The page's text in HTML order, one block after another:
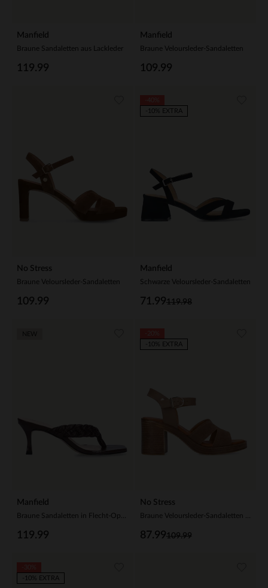
Manfield
Braune Sandaletten aus Lackleder
119.99
Manfield
Braune Veloursleder-Sandaletten
109.99
No Stress
Braune Veloursleder-Sandaletten
109.99
Manfield
Schwarze Veloursleder-Sandaletten
119.98
71.99
-10% EXTRA
Manfield
119.99
No Stress
109.99
87.99
-10% EXTRA
-10% EXTRA